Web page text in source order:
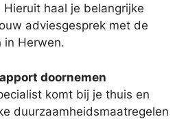
haal je belangrijke
adviesgesprek met de
in Herwen.
doornemen
komt bij je thuis en
duurzaamheidsmaatregelen